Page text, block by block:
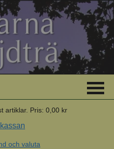
artiklar. Pris: 0,00 kr
och valuta